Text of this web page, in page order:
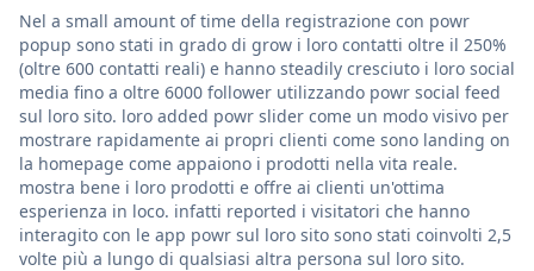
Nel a small amount of time della registrazione con powr
popup sono stati in grado di grow i loro contatti oltre il 250%
(oltre 600 contatti reali) e hanno steadily cresciuto i loro social
media fino a oltre 6000 follower utilizzando powr social feed
sul loro sito. loro added powr slider come un modo visivo per
mostrare rapidamente ai propri clienti come sono landing on
la homepage come appaiono i prodotti nella vita reale.
mostra bene i loro prodotti e offre ai clienti un'ottima
esperienza in loco. infatti reported i visitatori che hanno
interagito con le app powr sul loro sito sono stati coinvolti 2,5
volte più a lungo di qualsiasi altra persona sul loro sito.